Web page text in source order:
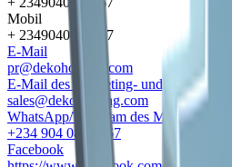
Mobil
+ 2349040848867
E-Mail
pr@dekoholding.com
E-Mail des Marketing- und
sales@dekoholding.com
WhatsApp/Telegram des Marketing-
+234 904 084 8867
Facebook